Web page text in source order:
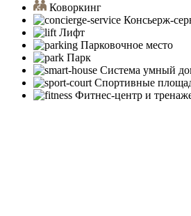
Коворкинг
Консьерж-
Лифт
Парковочное место
Парк
Система умный
Спортивные
Фитнес-центр и